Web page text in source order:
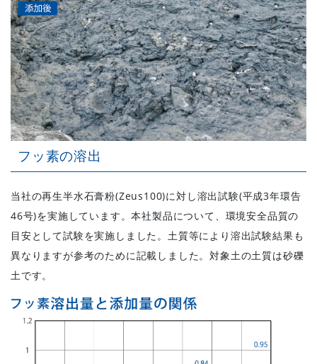
フッ素の溶出
当社の再生半水石膏粉(Zeus100)に対し溶出試験(平成3年環告
46号)を実施しています。本社製品について、環境安全品質の
目安として試験を実施しました。土質等により溶出試験結果も
異なりますが参考のために記載しました。対象土の土質は砂礫
土です。